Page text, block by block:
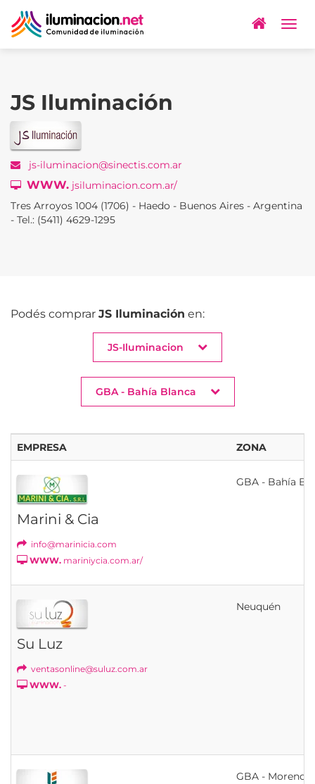
JS Iluminación
js-iluminacion@sinectis.com.ar
WWW. jsiluminacion.com.ar/
Tres Arroyos 1004 (1706) - Haedo - Buenos Aires - Argentina
- Tel.: (5411) 4629-1295
Podés comprar JS Iluminación en:
JS-Iluminacion
GBA - Bahía Blanca
EMPRESA ZONA
Marini & Cia
info@marinicia.com
WWW. mariniycia.com.ar/
GBA - Bahía
Su Luz
ventasonline@suluz.com.ar
WWW. -
Neuquén
GBA - Moreno